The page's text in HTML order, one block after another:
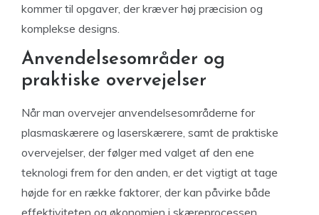
kommer til opgaver, der kræver høj præcision og
komplekse designs.
Anvendelsesområder og
praktiske overvejelser
Når man overvejer anvendelsesområderne for
plasmaskærere og laserskærere, samt de praktiske
overvejelser, der følger med valget af den ene
teknologi frem for den anden, er det vigtigt at tage
højde for en række faktorer, der kan påvirke både
effektiviteten og økonomien i skæreprocessen.